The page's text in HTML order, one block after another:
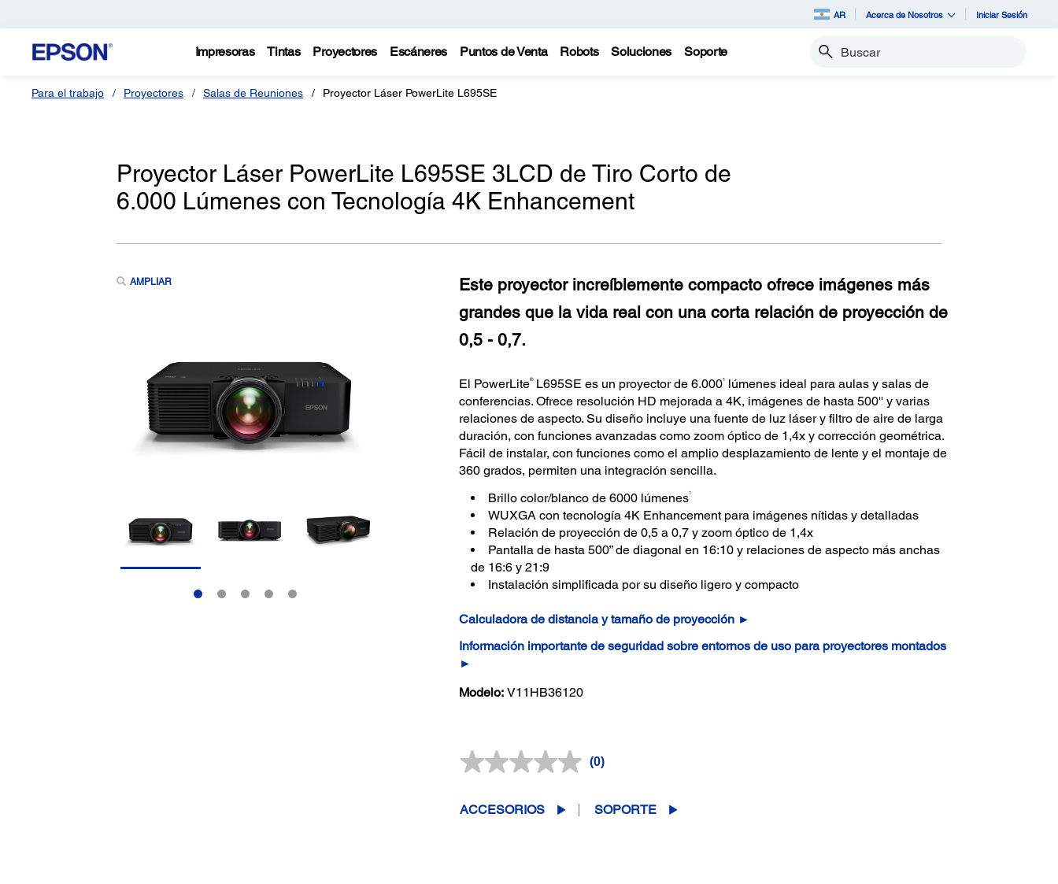
AR Acerca de Nosotros Iniciar Sesión
Impresoras Tintas Proyectores Escáneres Puntos de Venta Robots Soluciones Soporte Buscar
Para el trabajo Proyectores Salas de Reuniones Proyector Láser PowerLite L695SE
Proyector Láser PowerLite L695SE 3LCD de Tiro Corto de
6.000 Lúmenes con Tecnología 4K Enhancement
AMPLIAR
Este proyector increíblemente compacto ofrece imágenes más
grandes que la vida real con una corta relación de proyección de
0,5 - 0,7.
El PowerLite®L695SE es un proyector de 6.0001lúmenes ideal para aulas y salas de
conferencias. Ofrece resolución HD mejorada a 4K, imágenes de hasta 500'' y varias
relaciones de aspecto. Su diseño incluye una fuente de luz láser y filtro de aire de larga
duración, con funciones avanzadas como zoom óptico de 1,4x y corrección geométrica.
Fácil de instalar, con funciones como el amplio desplazamiento de lente y el montaje de
360 grados, permiten una integración sencilla.
Brillo color/blanco de 6000 lúmenes1
WUXGA con tecnología 4K Enhancement para imágenes nítidas y detalladas
Relación de proyección de 0,5 a 0,7 y zoom óptico de 1,4x
Pantalla de hasta 500” de diagonal en 16:10 y relaciones de aspecto más anchas
de 16:6 y 21:9
Instalación simplificada por su diseño ligero y compacto
Calculadora de distancia y tamaño de proyección ►
Información importante de seguridad sobre entornos de uso para proyectores montados
►
Modelo: V11HB36120
Sin
en
la
(0)
ACCESORIOS SOPORTE